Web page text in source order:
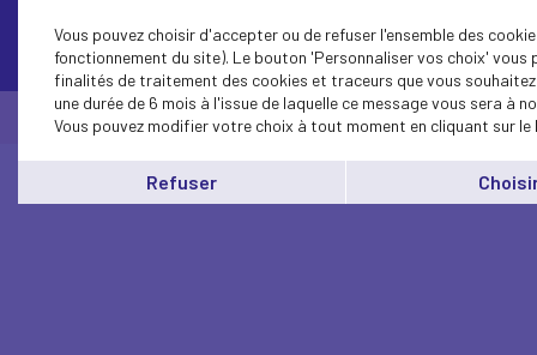
Contactez-nous
© Medef Anjou 2026 - Mentions légales
Vous pouvez choisir d'accepter ou de refuser l'ensemble des
fonctionnement du site). Le bouton 'Personnaliser vos choix'
finalités de traitement des cookies et traceurs que vous
une durée de 6 mois à l'issue de laquelle ce message vous sera à
Vous pouvez modifier votre choix à tout moment en cliquant sur le
Refuser